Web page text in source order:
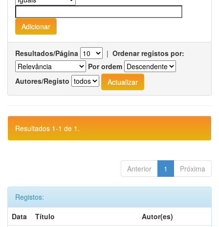
Resultados/Página | Ordenar registos por:
Por ordem
Autores/Registo
Resultados 1-1 de 1.
Anterior 1 Próxima
Registos:
Data
Título
Autor(es)